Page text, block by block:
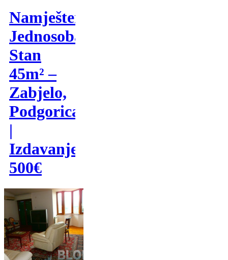
Namješten
Jednosoban
Stan
45m² –
Zabjelo,
Podgorica
|
Izdavanje
500€